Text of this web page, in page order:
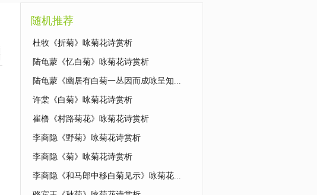
随机推荐
杜牧《折菊》咏菊花诗赏析
陆龟蒙《忆白菊》咏菊花诗赏析
陆龟蒙《幽居有白菊一丛因而成咏呈知...
许棠《白菊》咏菊花诗赏析
崔橹《村路菊花》咏菊花诗赏析
李商隐《野菊》咏菊花诗赏析
李商隐《菊》咏菊花诗赏析
李商隐《和马郎中移白菊见示》咏菊花...